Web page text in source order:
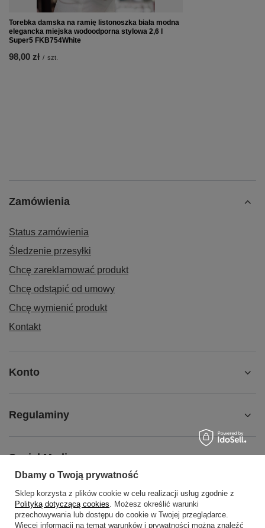
Torebka damska na ramię listonoszka biała modna
elegancka miejska wodoodporna stylowa 2,6 l
Super5 FKB754White
98,00 zł / szt.
Zamówienia
Status zamówienia
Śledzenie przesyłki
Chcę zareklamować produkt
Chcę odstąpić od umowy
Chcę wymienić produkt
Kontakt
Konto
Regulaminy
Social Media
O NAS
Dbamy o Twoją prywatność
Sklep korzysta z plików cookie w celu realizacji usług zgodnie z
Polityką dotyczącą cookies. Możesz określić warunki
przechowywania lub dostępu do cookie w Twojej przeglądarce.
Więcej informacji na temat warunków i prywatności można znaleźć